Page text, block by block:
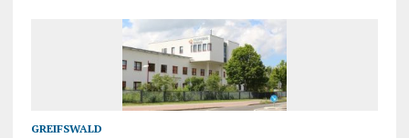
GREIFSWALD